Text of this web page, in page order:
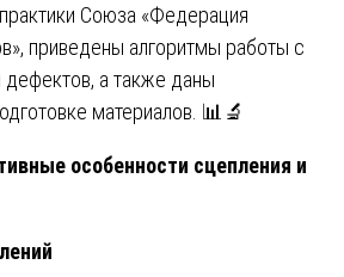
Союза «Федерация
приведены алгоритмы работы с
дефектов, а также даны
материалов. 📊🔬
особенности сцепления и